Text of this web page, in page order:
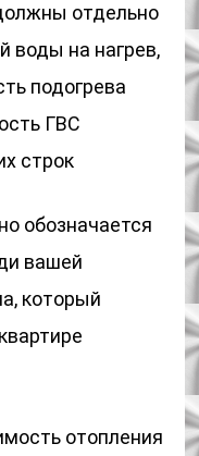
отдельно
воды на нагрев,
подогрева
ГВС
строк
обозначается
вашей
который
отопления